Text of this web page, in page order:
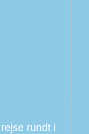
rundt i